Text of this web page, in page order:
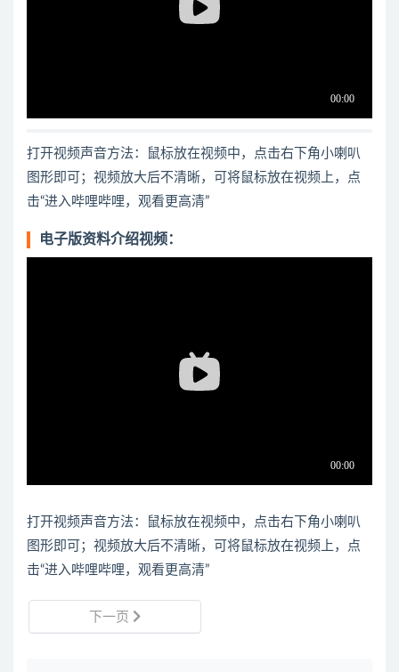
打开视频声音方法：鼠标放在视频中，点击右下角小喇叭
图形即可；视频放大后不清晰，可将鼠标放在视频上，点
击“进入哔哩哔哩，观看更高清”
电子版资料介绍视频：
打开视频声音方法：鼠标放在视频中，点击右下角小喇叭
图形即可；视频放大后不清晰，可将鼠标放在视频上，点
击“进入哔哩哔哩，观看更高清”
下一页